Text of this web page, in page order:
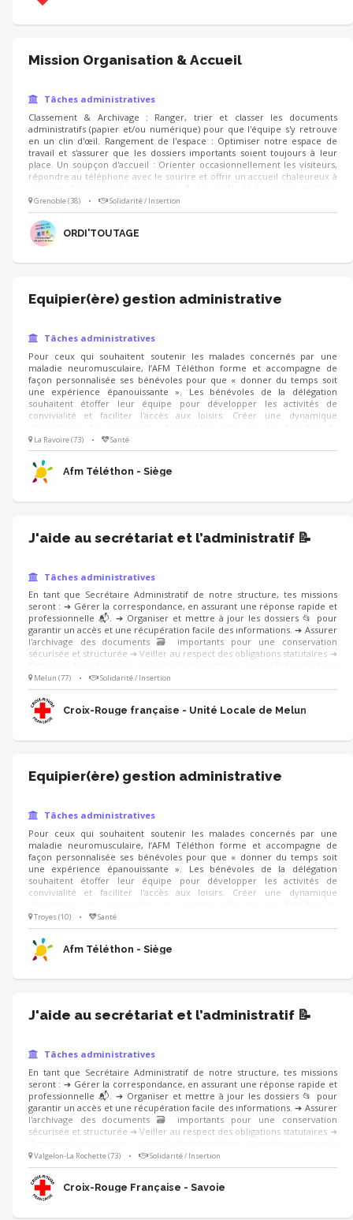
Mission Organisation & Accueil
Tâches administratives
Classement & Archivage : Ranger, trier et classer les documents
administratifs (papier et/ou numérique) pour que l'équipe s'y retrouve
en un clin d'œil. Rangement de l'espace : Optimiser notre espace de
travail et s'assurer que les dossiers importants soient toujours à leur
place. Un soupçon d'accueil : Orienter occasionnellement les visiteurs,
répondre au téléphone avec le sourire et offrir un accueil chaleureux à
requis, juste quelques ingrédients essentiels : le sens de l'organisation
(et un petit côté maniaque de l'ordre, on adore ça !). de la discrétion et
de la rigueur (pour respecter la confidentialité des doc
Grenoble (38) • Solidarité / Insertion
ORDI'TOUTAGE
Equipier(ère) gestion administrative
Tâches administratives
Pour ceux qui souhaitent soutenir les malades concernés par une
maladie neuromusculaire, l’AFM Téléthon forme et accompagne de
façon personnalisée ses bénévoles pour que « donner du temps soit
une expérience épanouissante ». Les bénévoles de la délégation
souhaitent étoffer leur équipe pour développer les activités de
convivialité et faciliter l'accès aux loisirs. Créer une dynamique
département se sentent accueillies par la délégation. (à travers
l’organisations de rencontres conviviales..) Rendre accessible des
activités culturelles et permettre ainsi aux personnes de se sentir
citoyen à part entière.
La Ravoire (73) • Santé
Afm Téléthon - Siège
J'aide au secrétariat et l’administratif 📝
Tâches administratives
En tant que Secrétaire Administratif de notre structure, tes missions
seront : ➔ Gérer la correspondance, en assurant une réponse rapide et
professionnelle 📬. ➔ Organiser et mettre à jour les dossiers 📂 pour
garantir un accès et une récupération facile des informations. ➔ Assurer
l'archivage des documents 🗃️ importants pour une conservation
sécurisée et structurée ➔ Veiller au respect des obligations statutaires ➔
Les aspects administratifs sont indispensables à la continuation de nos
activités, tu seras un maillon essentiel de l’action de l’association ! Tu es
polyvalent et organisé ? Rejoins-nous ! 🙂
Melun (77) • Solidarité / Insertion
Croix-Rouge française - Unité Locale de Melun
Equipier(ère) gestion administrative
Tâches administratives
Pour ceux qui souhaitent soutenir les malades concernés par une
maladie neuromusculaire, l’AFM Téléthon forme et accompagne de
façon personnalisée ses bénévoles pour que « donner du temps soit
une expérience épanouissante ». Les bénévoles de la délégation
souhaitent étoffer leur équipe pour développer les activités de
convivialité et faciliter l'accès aux loisirs. Créer une dynamique
département se sentent accueillies par la délégation. (à travers
l’organisations de rencontres conviviales..) Rendre accessible des
activités culturelles et permettre ainsi aux personnes de se sentir
citoyen à part entière.
Troyes (10) • Santé
Afm Téléthon - Siège
J'aide au secrétariat et l’administratif 📝
Tâches administratives
En tant que Secrétaire Administratif de notre structure, tes missions
seront : ➔ Gérer la correspondance, en assurant une réponse rapide et
professionnelle 📬. ➔ Organiser et mettre à jour les dossiers 📂 pour
garantir un accès et une récupération facile des informations. ➔ Assurer
l'archivage des documents 🗃️ importants pour une conservation
sécurisée et structurée ➔ Veiller au respect des obligations statutaires ➔
Les aspects administratifs sont indispensables à la continuation de nos
activités, tu seras un maillon essentiel de l’action de l’association ! Tu es
polyvalent et organisé ? Rejoins-nous ! 🙂
Valgelon-La Rochette (73) • Solidarité / Insertion
Croix-Rouge Française - Savoie